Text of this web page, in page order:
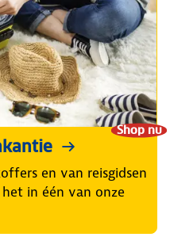
Shop nu
en van reisgidsen
in één van onze